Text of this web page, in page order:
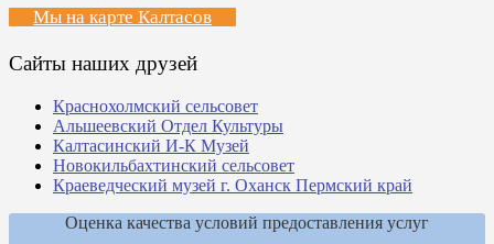
Мы на карте Калтасов
Сайты наших друзей
Краснохолмский сельсовет
Альшеевский Отдел Культуры
Калтасинский И-К Музей
Новокильбахтинский сельсовет
Краеведческий музей г. Оханск Пермский край
Оценка качества условий предоставления услуг